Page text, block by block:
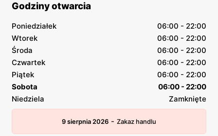
Godziny otwarcia
Poniedziałek
06:00 - 22:00
Wtorek
06:00 - 22:00
Środa
06:00 - 22:00
Czwartek
06:00 - 22:00
Piątek
06:00 - 22:00
Sobota
06:00 - 22:00
Niedziela
Zamknięte
9 sierpnia 2026 - Zakaz handlu